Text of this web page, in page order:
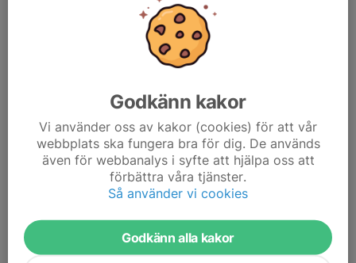
John-Patrik Treptow
john-patrik.treptow@spray.se
Maria Folkestad
070-363 12 79
mariafolkestad@gmail.com
Geir Inge Folkestad
070-381 51 18
gimulti@gmail.com
Godkänn kakor
Vi använder oss av kakor (cookies) för att vår
webbplats ska fungera bra för dig. De används
även för webbanalys i syfte att hjälpa oss att
förbättra våra tjänster.
Så använder vi cookies
Godkänn alla kakor